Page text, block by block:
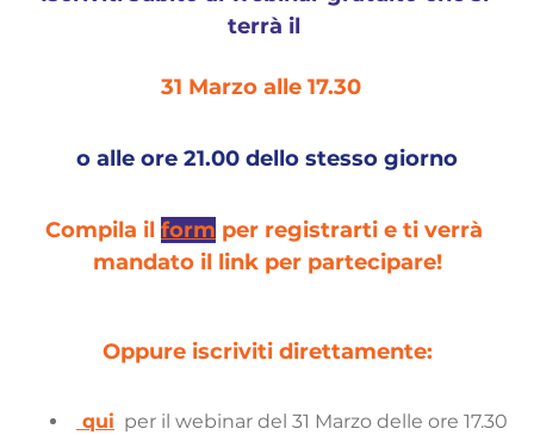
terrà il
31 Marzo alle 17.30
o alle ore 21.00 dello stesso giorno
Compila il form per registrarti e ti verrà
mandato il link per partecipare!
Oppure iscriviti direttamente:
qui
  per il webinar del 31 Marzo delle ore 17.30